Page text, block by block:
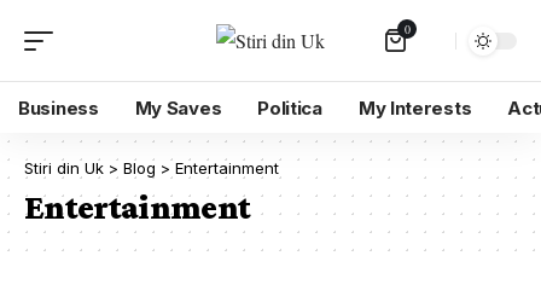
0
Business My Saves Politica My Interests
Stiri din Uk > Blog > Entertainment
Entertainment